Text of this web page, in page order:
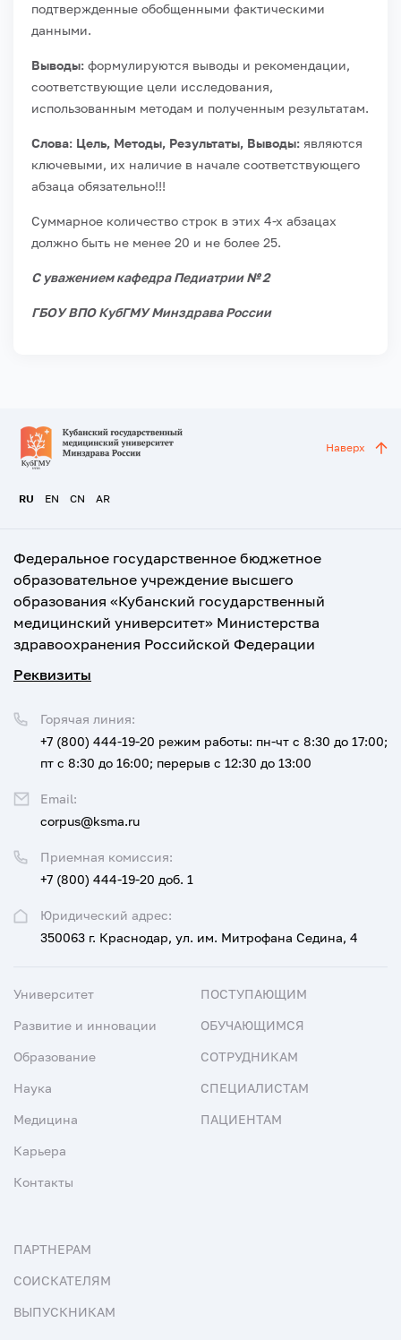
подтвержденные обобщенными фактическими
данными.
Выводы: формулируются выводы и рекомендации,
соответствующие цели исследования,
использованным методам и полученным результатам.
Слова: Цель, Методы, Результаты, Выводы: являются
ключевыми, их наличие в начале соответствующего
абзаца обязательно!!!
Суммарное количество строк в этих 4-х абзацах
должно быть не менее 20 и не более 25.
С уважением кафедра Педиатрии № 2
ГБОУ ВПО КубГМУ Минздрава России
RU EN CN AR
Наверх
Федеральное государственное бюджетное
образовательное учреждение высшего
образования «Кубанский государственный
медицинский университет» Министерства
здравоохранения Российской Федерации
Реквизиты
Юридический адрес:
350063 г. Краснодар, ул. им. Митрофана Седина, 4
Приемная комиссия:
+7 (800) 444-19-20 доб. 1
Горячая линия:
+7 (800) 444-19-20 режим работы: пн-чт с 8:30 до 17:00;
пт с 8:30 до 16:00; перерыв с 12:30 до 13:00
Email:
corpus@ksma.ru
Университет
Развитие и инновации
Образование
Наука
Медицина
Карьера
Контакты
ПОСТУПАЮЩИМ
ОБУЧАЮЩИМСЯ
СОТРУДНИКАМ
СПЕЦИАЛИСТАМ
ПАЦИЕНТАМ
ПАРТНЕРАМ
СОИСКАТЕЛЯМ
ВЫПУСКНИКАМ